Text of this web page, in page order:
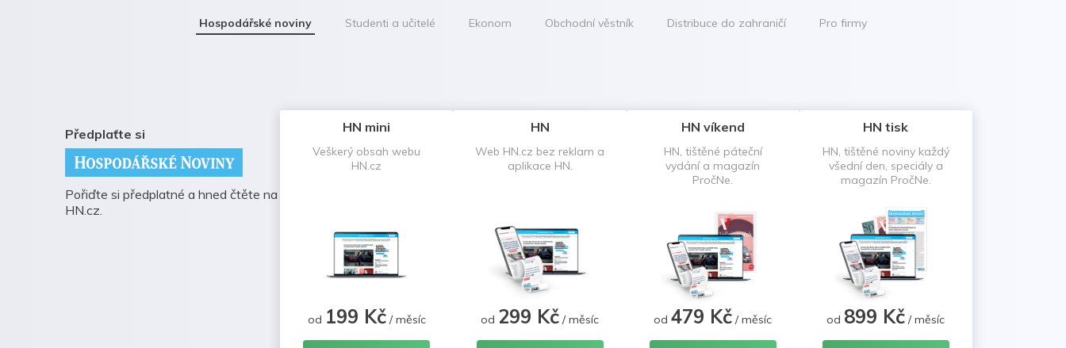
Hospodářské noviny Studenti a učitelé Ekonom Obchodní věstník Distribuce do zahraničí Pro firmy
Předplaťte si
Pořiďte si předplatné a hned čtěte na
HN.cz.
HN mini
Veškerý obsah webu
HN.cz
od 199 Kč/ měsíc
HN
Web HN.cz bez reklam a
aplikace HN.
od 299 Kč / měsíc
HN víkend
HN, tištěné páteční
vydání a magazín
PročNe.
od479 Kč / měsíc
HN tisk
HN, tištěné noviny každý
všední den, speciály a
magazín PročNe.
od 899 Kč / měsíc